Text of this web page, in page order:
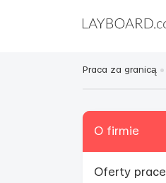
Praca za granicą
O firmie
Oferty prace